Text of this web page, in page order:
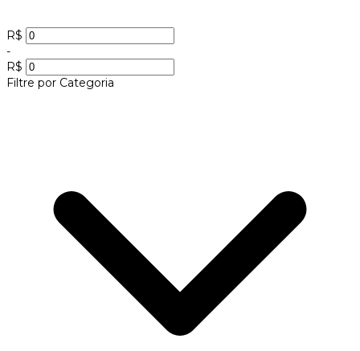
R$
-
R$
Filtre por Categoria